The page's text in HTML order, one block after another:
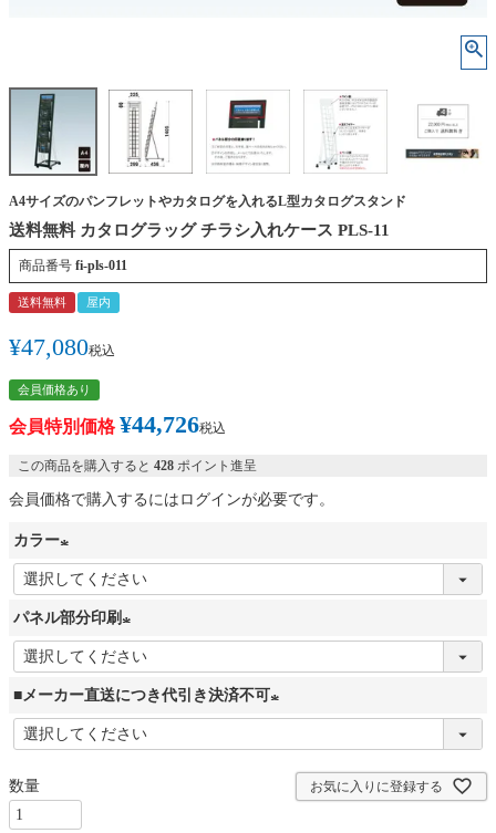
A4サイズのパンフレットやカタログを入れるL型カタログスタンド
送料無料 カタログラッグ チラシ入れケース PLS-11
商品番号 fi-pls-011
送料無料 屋内
¥47,080税込
会員価格あり
会員特別価格 ¥44,726税込
この商品を購入すると 428 ポイント進呈
会員価格で購入するにはログインが必要です。
カラー
必
)
パネル部分印刷
(
)
■メーカー直送につき代引き決済不可
お気に入りに登録する